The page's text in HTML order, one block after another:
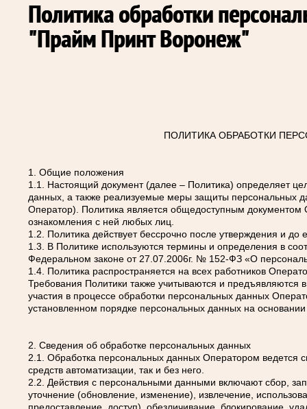
Политика обработки
"Прайм Принт Воронеж"
ПОЛИТИКА ОБРАБОТКИ
1. Общие положения
1.1. Настоящий документ (далее – Политика) определяет
данных, а также реализуемые меры защиты персональных
Оператор). Политика является общедоступным документом
ознакомления с ней любых лиц.
1.2. Политика действует бессрочно после утверждения и
1.3. В Политике используются термины и определения в
Федеральном законе от 27.07.2006г. № 152-ФЗ «О
1.4. Политика распространяется на всех работников
Требования Политики также учитываются и
участия в процессе обработки персональных данных
установленном порядке персональных данных на
2. Сведения об обработке персональных данных
2.1. Обработка персональных данных Оператором ведется
средств автоматизации, так и без него.
2.2. Действия с персональными данными включают сбор,
уточнение (обновление, изменение), извлечение,